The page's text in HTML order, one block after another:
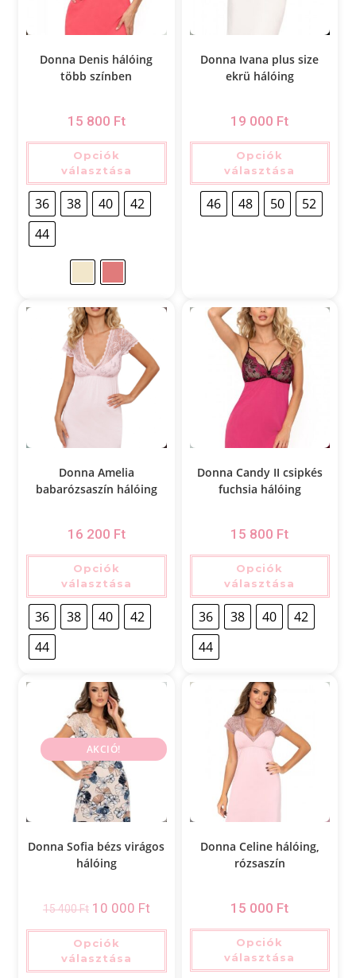
Donna Denis hálóing
több színben
15 800 Ft
Opciók
választása
36 38 40
42
44
Donna Ivana plus size
ekrü hálóing
19 000 Ft
Opciók
választása
46 48 50 52
Donna Amelia
babarózsaszín hálóing
16 200 Ft
Opciók
választása
36 38 40
42
44
Donna Candy II csipkés
fuchsia hálóing
15 800 Ft
Opciók
választása
36 38 40
42
44
AKCIÓ!
Donna Sofia bézs virágos
hálóing
15 400Ft 10 000 Ft
Opciók
választása
Donna Celine hálóing,
rózsaszín
15 000 Ft
Opciók
választása